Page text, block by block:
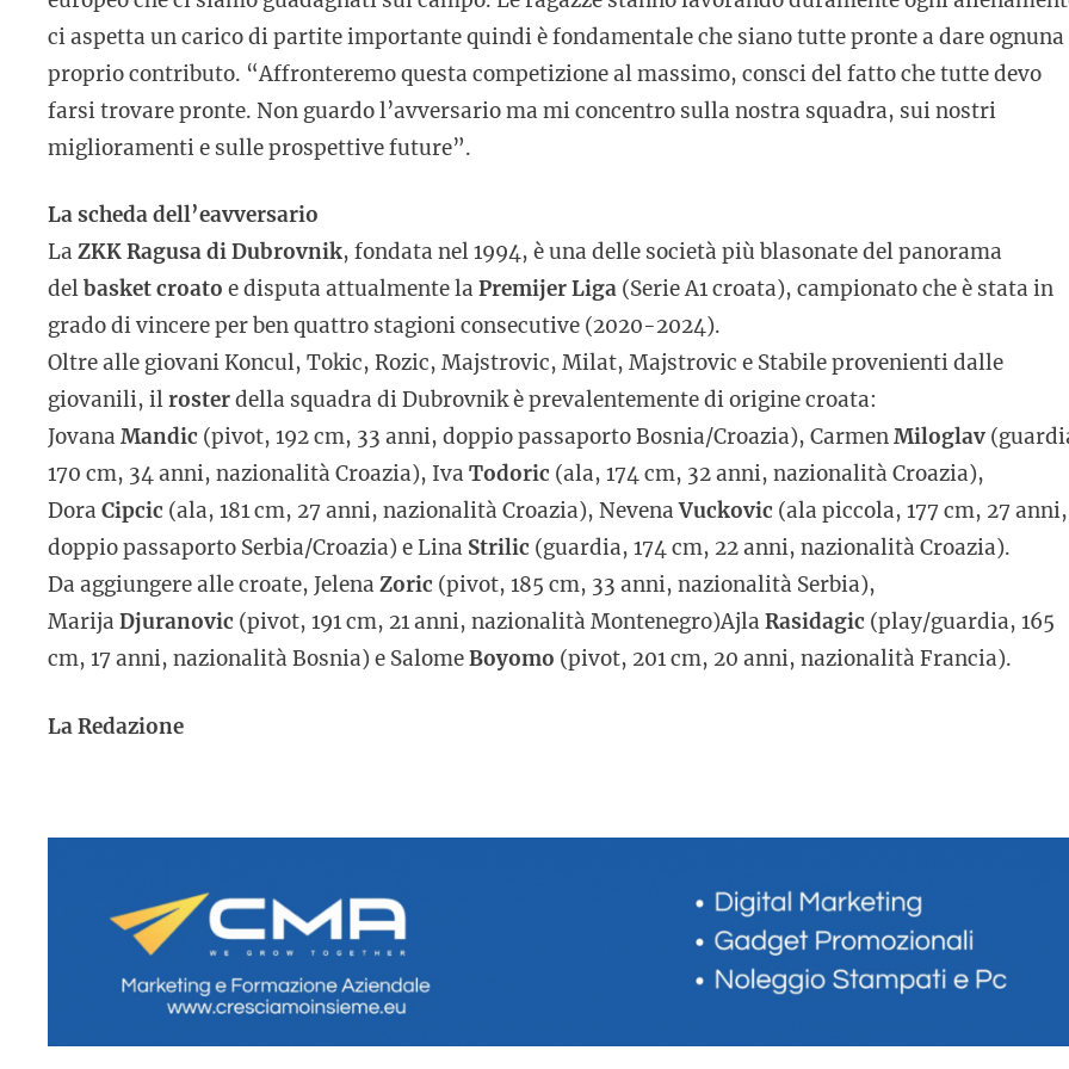
ci aspetta un carico di partite importante quindi è fondamentale che siano tutte pronte a dare
proprio contributo. “Affronteremo questa competizione al massimo, consci del fatto che tutte devo
farsi trovare pronte. Non guardo l’avversario ma mi concentro sulla nostra squadra, sui nostri
miglioramenti e sulle prospettive future”.
La scheda dell’eavversario
La ZKK Ragusa di Dubrovnik, fondata nel 1994, è una delle società più blasonate del panorama
delbasket croato e disputa attualmente la Premijer Liga (Serie A1 croata), campionato che è stata in
grado di vincere per ben quattro stagioni consecutive (2020-2024).
Oltre alle giovani Koncul, Tokic, Rozic, Majstrovic, Milat, Majstrovic e Stabile provenienti dalle
giovanili, ilrosterdella squadra di Dubrovnik è prevalentemente di origine croata:
Jovana Mandic (pivot, 192 cm, 33 anni, doppio passaporto Bosnia/Croazia), CarmenMiloglav
170 cm, 34 anni, nazionalità Croazia), Iva Todoric (ala, 174 cm, 32 anni, nazionalità Croazia),
Dora Cipcic (ala, 181 cm, 27 anni, nazionalità Croazia), NevenaVuckovic (ala piccola, 177 cm, 27 anni,
doppio passaporto Serbia/Croazia) e Lina Strilic (guardia, 174 cm, 22 anni, nazionalità Croazia).
Da aggiungere alle croate, Jelena Zoric (pivot, 185 cm, 33 anni, nazionalità Serbia),
Marija Djuranovic (pivot, 191 cm, 21 anni, nazionalità Montenegro)Ajla Rasidagic (play/guardia, 165
cm, 17 anni, nazionalità Bosnia) e SalomeBoyomo (pivot, 201 cm, 20 anni, nazionalità Francia).
La Redazione